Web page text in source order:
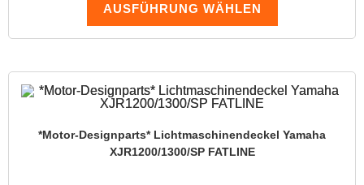
AUSFÜHRUNG WÄHLEN
*Motor-Designparts* Lichtmaschinendeckel Yamaha
XJR1200/1300/SP FATLINE